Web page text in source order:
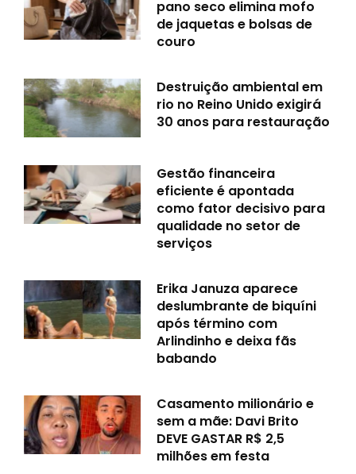
pano seco elimina mofo
de jaquetas e bolsas de
couro
Destruição ambiental em
rio no Reino Unido exigirá
30 anos para restauração
Gestão financeira
eficiente é apontada
como fator decisivo para
qualidade no setor de
serviços
Erika Januza aparece
deslumbrante de biquíni
após término com
Arlindinho e deixa fãs
babando
Casamento milionário e
sem a mãe: Davi Brito
DEVE GASTAR R$ 2,5
milhões em festa